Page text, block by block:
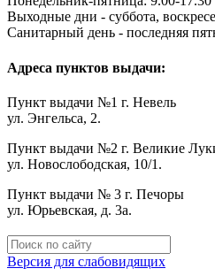
Выходные дни - суббота,
Санитарный день - последняя
Адреса пунктов выдачи:
Пункт выдачи №1 г. Невель
ул. Энгельса, 2.
Пункт выдачи №2 г. Великие
ул. Новослободская, 10/1.
Пункт выдачи № 3 г. Печоры
ул. Юрьевская, д. 3а.
Версия для слабовидящих